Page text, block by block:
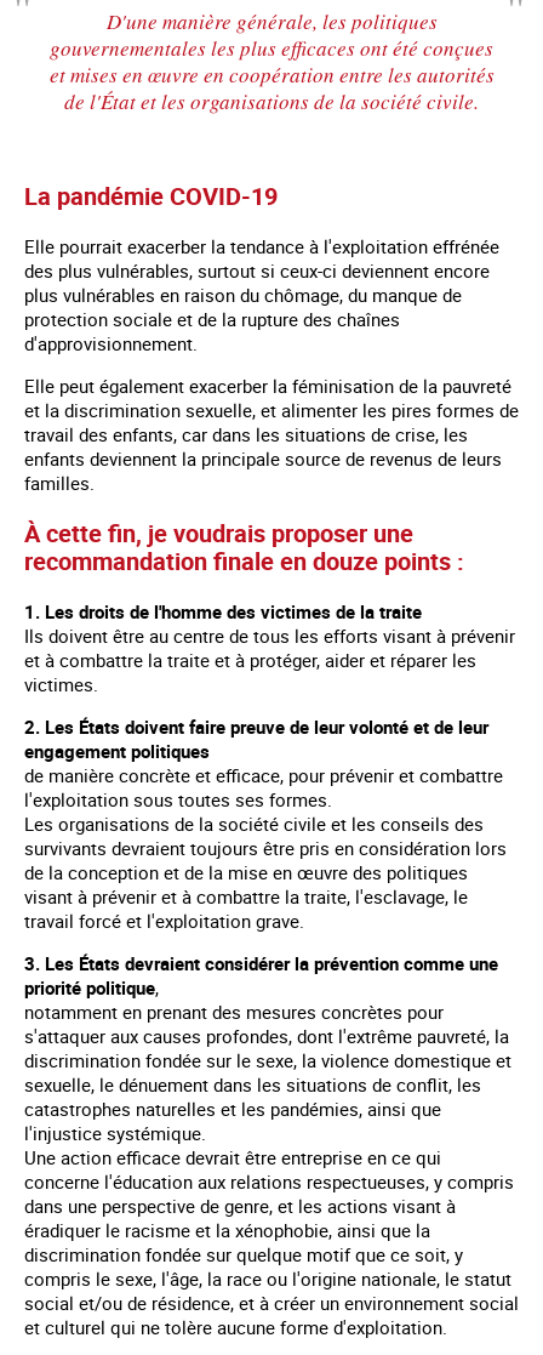
D'une manière générale, les politiques
gouvernementales les plus efficaces ont été conçues
et mises en œuvre en coopération entre les autorités
de l'État et les organisations de la société civile.
La pandémie COVID-19
Elle pourrait exacerber la tendance à l'exploitation effrénée
des plus vulnérables, surtout si ceux-ci deviennent encore
plus vulnérables en raison du chômage, du manque de
protection sociale et de la rupture des chaînes
d'approvisionnement.
Elle peut également exacerber la féminisation de la pauvreté
et la discrimination sexuelle, et alimenter les pires formes de
travail des enfants, car dans les situations de crise, les
enfants deviennent la principale source de revenus de leurs
familles.
À cette fin, je voudrais proposer une
recommandation finale en douze points :
1. Les droits de l'homme des victimes de la traite
Ils doivent être au centre de tous les efforts visant à prévenir
et à combattre la traite et à protéger, aider et réparer les
victimes.
2. Les États doivent faire preuve de leur volonté et de leur
engagement politiques
de manière concrète et efficace, pour prévenir et combattre
l'exploitation sous toutes ses formes.
Les organisations de la société civile et les conseils des
survivants devraient toujours être pris en considération lors
de la conception et de la mise en œuvre des politiques
visant à prévenir et à combattre la traite, l'esclavage, le
travail forcé et l'exploitation grave.
3. Les États devraient considérer la prévention comme une
priorité politique,
notamment en prenant des mesures concrètes pour
s'attaquer aux causes profondes, dont l'extrême pauvreté, la
discrimination fondée sur le sexe, la violence domestique et
sexuelle, le dénuement dans les situations de conflit, les
catastrophes naturelles et les pandémies, ainsi que
l'injustice systémique.
Une action efficace devrait être entreprise en ce qui
concerne l'éducation aux relations respectueuses, y compris
dans une perspective de genre, et les actions visant à
éradiquer le racisme et la xénophobie, ainsi que la
discrimination fondée sur quelque motif que ce soit, y
compris le sexe, l'âge, la race ou l'origine nationale, le statut
social et/ou de résidence, et à créer un environnement social
et culturel qui ne tolère aucune forme d'exploitation.